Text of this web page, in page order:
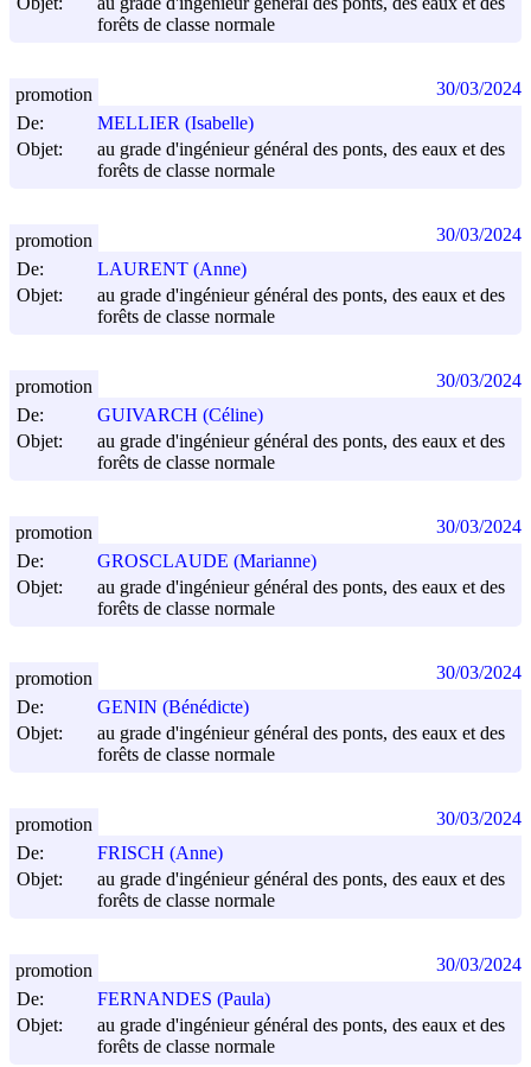
forêts de classe normale
De:
MELLIER (Isabelle)
Objet:
au grade d'ingénieur général des ponts, des eaux et des
forêts de classe normale
promotion 30/03/2024
De:
LAURENT (Anne)
Objet:
au grade d'ingénieur général des ponts, des eaux et des
forêts de classe normale
promotion 30/03/2024
De:
GUIVARCH (Céline)
Objet:
au grade d'ingénieur général des ponts, des eaux et des
forêts de classe normale
promotion 30/03/2024
De:
GROSCLAUDE (Marianne)
Objet:
au grade d'ingénieur général des ponts, des eaux et des
forêts de classe normale
promotion 30/03/2024
De:
GENIN (Bénédicte)
Objet:
au grade d'ingénieur général des ponts, des eaux et des
forêts de classe normale
promotion 30/03/2024
De:
FRISCH (Anne)
Objet:
au grade d'ingénieur général des ponts, des eaux et des
forêts de classe normale
promotion 30/03/2024
De:
FERNANDES (Paula)
Objet:
au grade d'ingénieur général des ponts, des eaux et des
forêts de classe normale
promotion 30/03/2024